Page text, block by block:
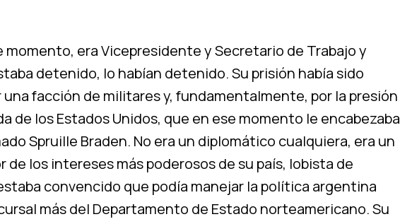
momento, era Vicepresidente y Secretario de Trabajo y
detenido, lo habían detenido. Su prisión había sido
una facción de militares y, fundamentalmente, por la presión
de los Estados Unidos, que en ese momento le encabezaba
Spruille Braden. No era un diplomático cualquiera, era un
de los intereses más poderosos de su país, lobista de
convencido que podía manejar la política argentina
más del Departamento de Estado norteamericano. Su